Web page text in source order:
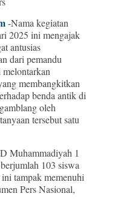
-Nama kegiatan
2025 ini mengajak
antusias
dari pemandu
melontarkan
membangkitkan
benda antik di
oleh
tersebut satu
Muhammadiyah 1
103 siswa
tampak memenuhi
Pers Nasional,